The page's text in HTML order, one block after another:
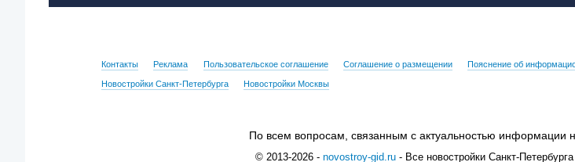
Контакты Реклама Пользовательское соглашение Соглашение о размещении Пояснение об
Новостройки Санкт-Петербурга Новостройки Москвы
По всем вопросам, связанным с актуальностью информации
© 2013-2026 - novostroy-gid.ru - Все новостройки Санкт-Петербурга